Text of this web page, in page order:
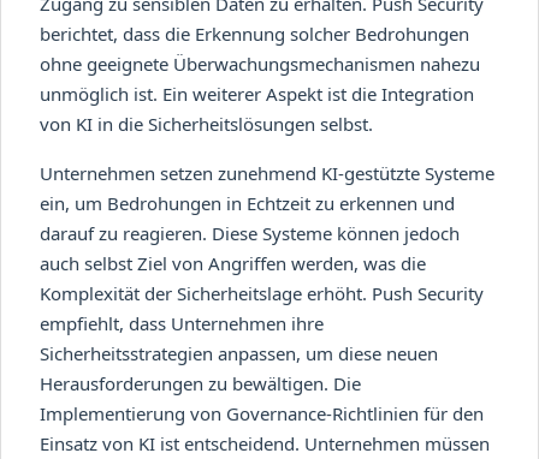
berichtet, dass die Erkennung solcher Bedrohungen
ohne geeignete Überwachungsmechanismen nahezu
unmöglich ist. Ein weiterer Aspekt ist die Integration
von KI in die Sicherheitslösungen selbst.
Unternehmen setzen zunehmend KI-gestützte Systeme
ein, um Bedrohungen in Echtzeit zu erkennen und
darauf zu reagieren. Diese Systeme können jedoch
auch selbst Ziel von Angriffen werden, was die
Komplexität der Sicherheitslage erhöht. Push Security
empfiehlt, dass Unternehmen ihre
Sicherheitsstrategien anpassen, um diese neuen
Herausforderungen zu bewältigen. Die
Implementierung von Governance-Richtlinien für den
Einsatz von KI ist entscheidend. Unternehmen müssen